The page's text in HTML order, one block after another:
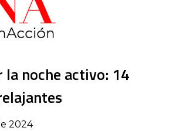
la noche activo: 14
2024